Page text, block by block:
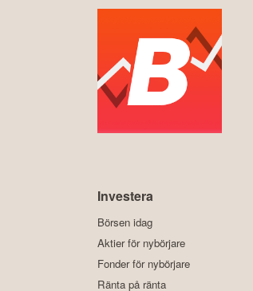
Investera
Börsen idag
Aktier för nybörjare
Fonder för nybörjare
Ränta på ränta